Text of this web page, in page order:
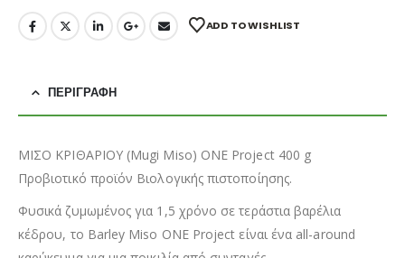
ADD TO WISHLIST
ΠΕΡΙΓΡΑΦΉ
ΜΙΣΟ ΚΡΙΘΑΡΙΟΥ (Mugi Miso) ONE Project 400 g
Προβιοτικό προϊόν Βιολογικής πιστοποίησης.
Φυσικά ζυμωμένος για 1,5 χρόνο σε τεράστια βαρέλια
κέδρου, το Barley Miso ONE Project είναι ένα all-around